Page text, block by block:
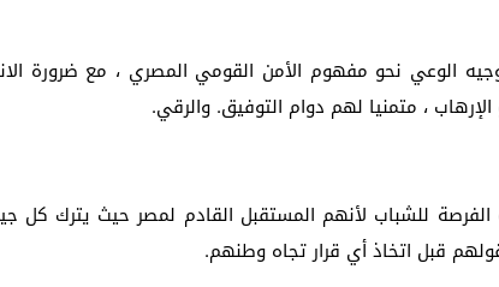
الوعي نحو مفهوم الأمن القومي المصري ، مع ضرورة
، متمنيا لهم دوام التوفيق. والرقي.
للشباب لأنهم المستقبل القادم لمصر حيث يترك كل
قبل اتخاذ أي قرار تجاه وطنهم.